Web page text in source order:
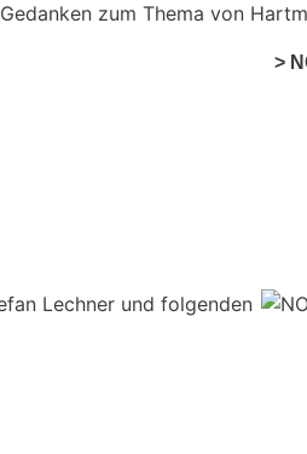
zum Thema von
>
Lechner und folgenden